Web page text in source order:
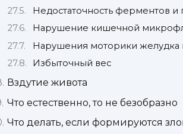
Недостаточность ферментов
Нарушение кишечной
Нарушения моторики желудка
Избыточный вес
Вздутие живота
Что естественно, то не безобразно
Что делать, если формируются